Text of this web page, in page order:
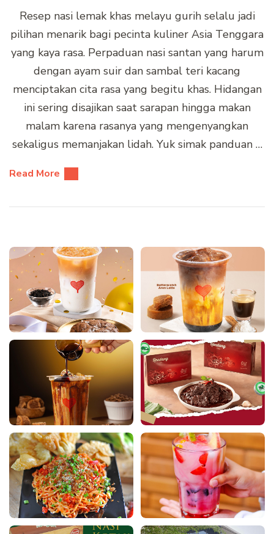
Resep nasi lemak khas melayu gurih selalu jadi
pilihan menarik bagi pecinta kuliner Asia Tenggara
yang kaya rasa. Perpaduan nasi santan yang harum
dengan ayam suir dan sambal teri kacang
menciptakan cita rasa yang begitu khas. Hidangan
ini sering disajikan saat sarapan hingga makan
malam karena rasanya yang mengenyangkan
sekaligus memanjakan lidah. Yuk simak panduan …
Read More